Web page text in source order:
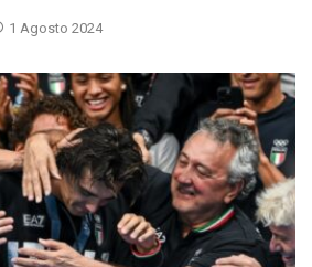
1 Agosto 2024